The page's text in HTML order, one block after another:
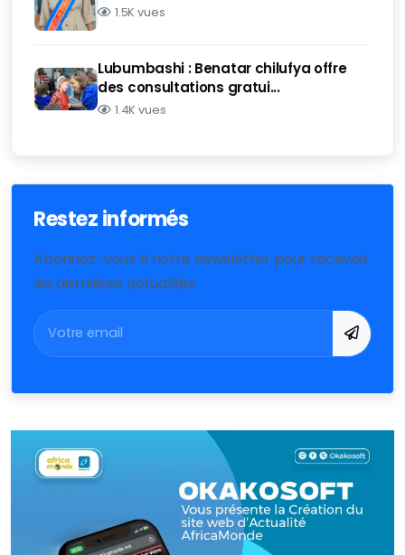
1.5K vues
Lubumbashi : Benatar chilufya offre
des consultations gratui...
1.4K vues
Restez informés
Abonnez-vous à notre newsletter pour recevoir
les dernières actualités.